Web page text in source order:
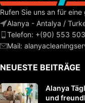
Rufen Sie uns an für
Alanya - Antalya /
Telefon: +(90) 553
Mail:
NEUESTE BEITRÄGE
Alanya
und